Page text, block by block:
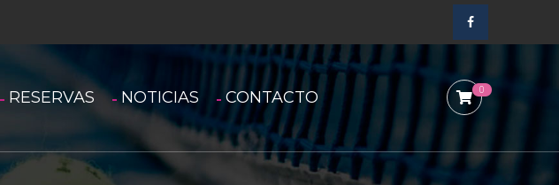
RESERVAS NOTICIAS CONTACTO 0